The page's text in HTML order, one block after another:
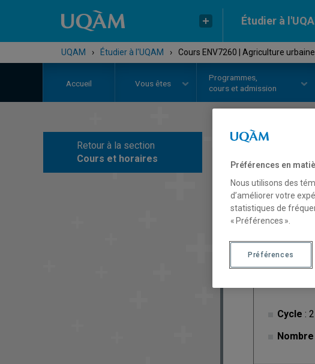
Étudier à
UQAM › Étudier à l'UQAM › Cours ENV7260 | Agriculture
Accueil Vous êtes
Programmes,
cours et admission
Retour à la section
Cours et horaires
COURS
Cycle : 2
Préférences en
Nous utilisons des
d’améliorer votre
statistiques de
« Préférences ».
Préférences